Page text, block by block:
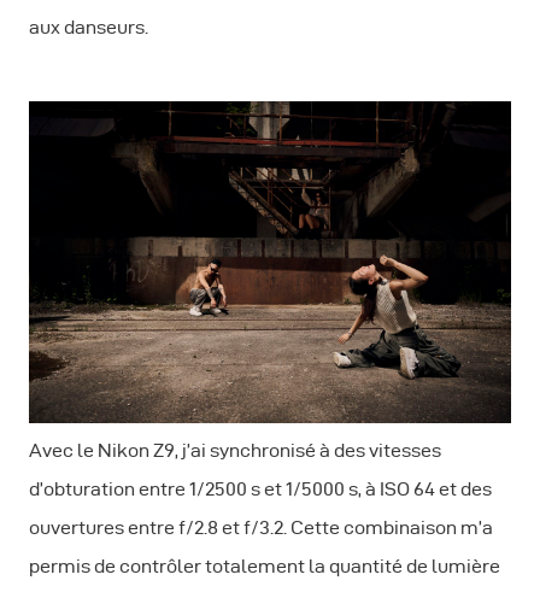
aux danseurs.
Avec le Nikon Z9, j’ai synchronisé à des vitesses
d’obturation entre 1/2500 s et 1/5000 s, à ISO 64 et des
ouvertures entre f/2.8 et f/3.2. Cette combinaison m’a
permis de contrôler totalement la quantité de lumière